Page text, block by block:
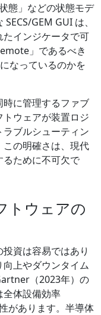
態」などの状態モデ
GEM GUI は、
インジケータで可
」であるべき
なっているのかを
に管理するファブ
ウェアが装置ロジ
ブルシューティン
の明確さは、現代
ために不可欠で
トウェアの
資は容易ではあり
上やダウンタイム
（2023年）の
全体設備効率
があります。半導体